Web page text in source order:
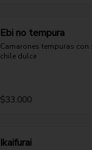
Ebi no tempura
Camarones tempuras con
chile dulce
$33.000
Ikaifurai